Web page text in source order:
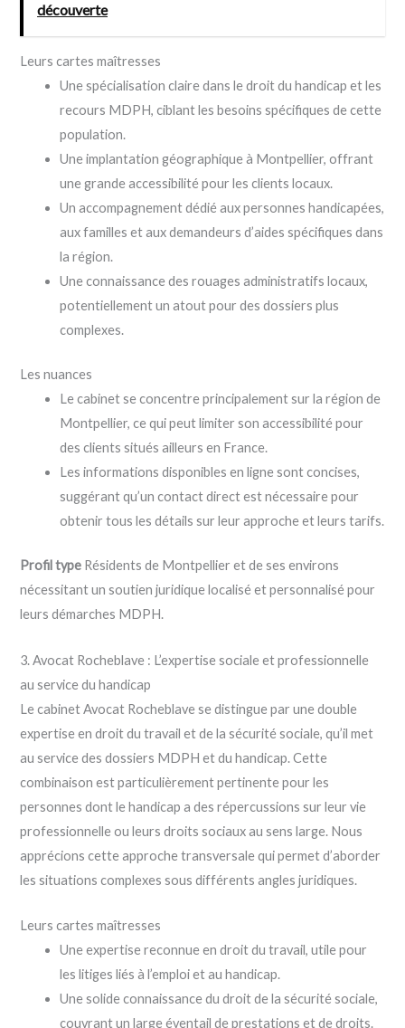
découverte
Leurs cartes maîtresses
Une spécialisation claire dans le droit du handicap et les
recours MDPH, ciblant les besoins spécifiques de cette
population.
Une implantation géographique à Montpellier, offrant
une grande accessibilité pour les clients locaux.
Un accompagnement dédié aux personnes handicapées,
aux familles et aux demandeurs d’aides spécifiques dans
la région.
Une connaissance des rouages administratifs locaux,
potentiellement un atout pour des dossiers plus
complexes.
Les nuances
Le cabinet se concentre principalement sur la région de
Montpellier, ce qui peut limiter son accessibilité pour
des clients situés ailleurs en France.
Les informations disponibles en ligne sont concises,
suggérant qu’un contact direct est nécessaire pour
obtenir tous les détails sur leur approche et leurs tarifs.
Profil type Résidents de Montpellier et de ses environs
nécessitant un soutien juridique localisé et personnalisé pour
leurs démarches MDPH.
3. Avocat Rocheblave : L’expertise sociale et professionnelle
au service du handicap
Le cabinet Avocat Rocheblave se distingue par une double
expertise en droit du travail et de la sécurité sociale, qu’il met
au service des dossiers MDPH et du handicap. Cette
combinaison est particulièrement pertinente pour les
personnes dont le handicap a des répercussions sur leur vie
professionnelle ou leurs droits sociaux au sens large. Nous
apprécions cette approche transversale qui permet d’aborder
les situations complexes sous différents angles juridiques.
Leurs cartes maîtresses
Une expertise reconnue en droit du travail, utile pour
les litiges liés à l’emploi et au handicap.
Une solide connaissance du droit de la sécurité sociale,
couvrant un large éventail de prestations et de droits.